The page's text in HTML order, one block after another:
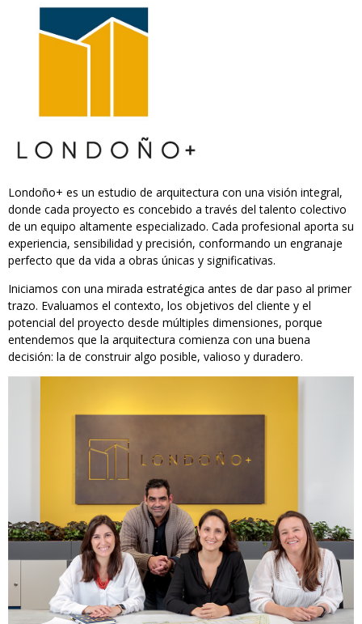
Londoño+ es un estudio de arquitectura con una visión integral,
donde cada proyecto es concebido a través del talento colectivo
de un equipo altamente especializado. Cada profesional aporta su
experiencia, sensibilidad y precisión, conformando un engranaje
perfecto que da vida a obras únicas y significativas.
Iniciamos con una mirada estratégica antes de dar paso al primer
trazo. Evaluamos el contexto, los objetivos del cliente y el
potencial del proyecto desde múltiples dimensiones, porque
entendemos que la arquitectura comienza con una buena
decisión: la de construir algo posible, valioso y duradero.